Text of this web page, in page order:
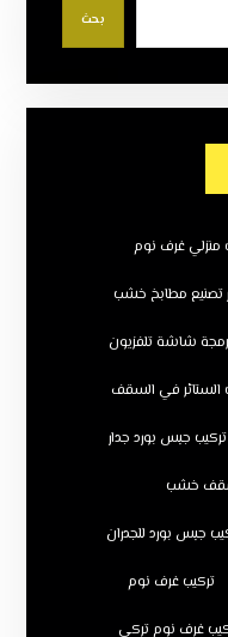
بحث
منزلي غرف نوم
تصنيع مطابخ خشب
شاشة تلفزيون
الستائر في السقف
تركيب جبس بورد جدار
سقف خشب
جبس بورد للجدران
تركيب غرف نوم
غرف نوم تركي